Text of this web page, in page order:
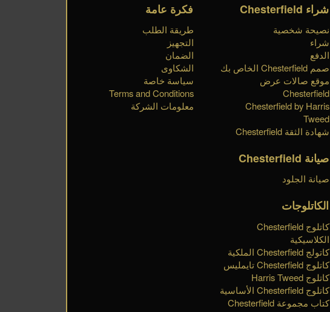
فكرة عامة
طريقة الطلب
التجهيز
الضمان
الشكاوى
سياسة خاصة
Terms and Conditions
معلومات الشركة
شراء Chesterfield
نصيحة شخصية
شراء
الدفع
صمم Chesterfield الخاص بك
موقع صالات عرض
Chesterfield
Chesterfield by Harris
Tweed
شهادة الثقة Chesterfield
صيانة Chesterfield
صيانة الجلود
الكاتلوجات
كاتلوج Chesterfield
الكلاسيكية
كاتولج Chesterfield الملكية
كاتلوج Chesterfield تايمليس
كاتلوج Harris Tweed
كاتلوج Chesterfield الأساسية
كتاب مجموعة Chesterfield